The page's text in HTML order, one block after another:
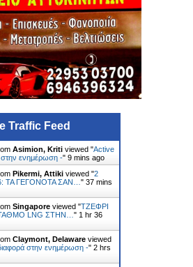
Traffic Feed
Asimion, Kriti viewed "Active
ενημέρωση -" 9 mins ago
Pikermi, Attiki viewed "2
ΤΑ ΓΕΓΟΝΟΤΑ ΣΑΝ… " 37 mins
Singapore viewed "ΤΖΕΦΡΙ
LNG ΣΤΗΝ… " 1 hr 36
Claymont, Delaware viewed
στην ενημέρωση -" 2 hrs